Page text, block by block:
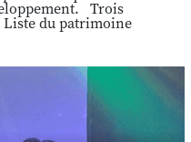
Trois
du patrimoine